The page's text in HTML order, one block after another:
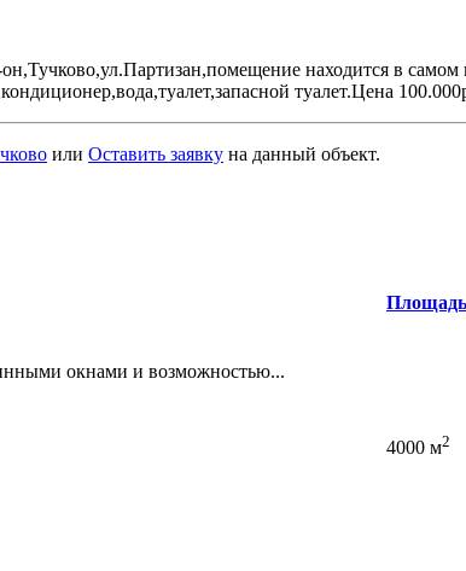
находится в самом
туалет.Цена
или Оставить заявку на данный объект.
Площадь
окнами и возможностью...
4000 м2